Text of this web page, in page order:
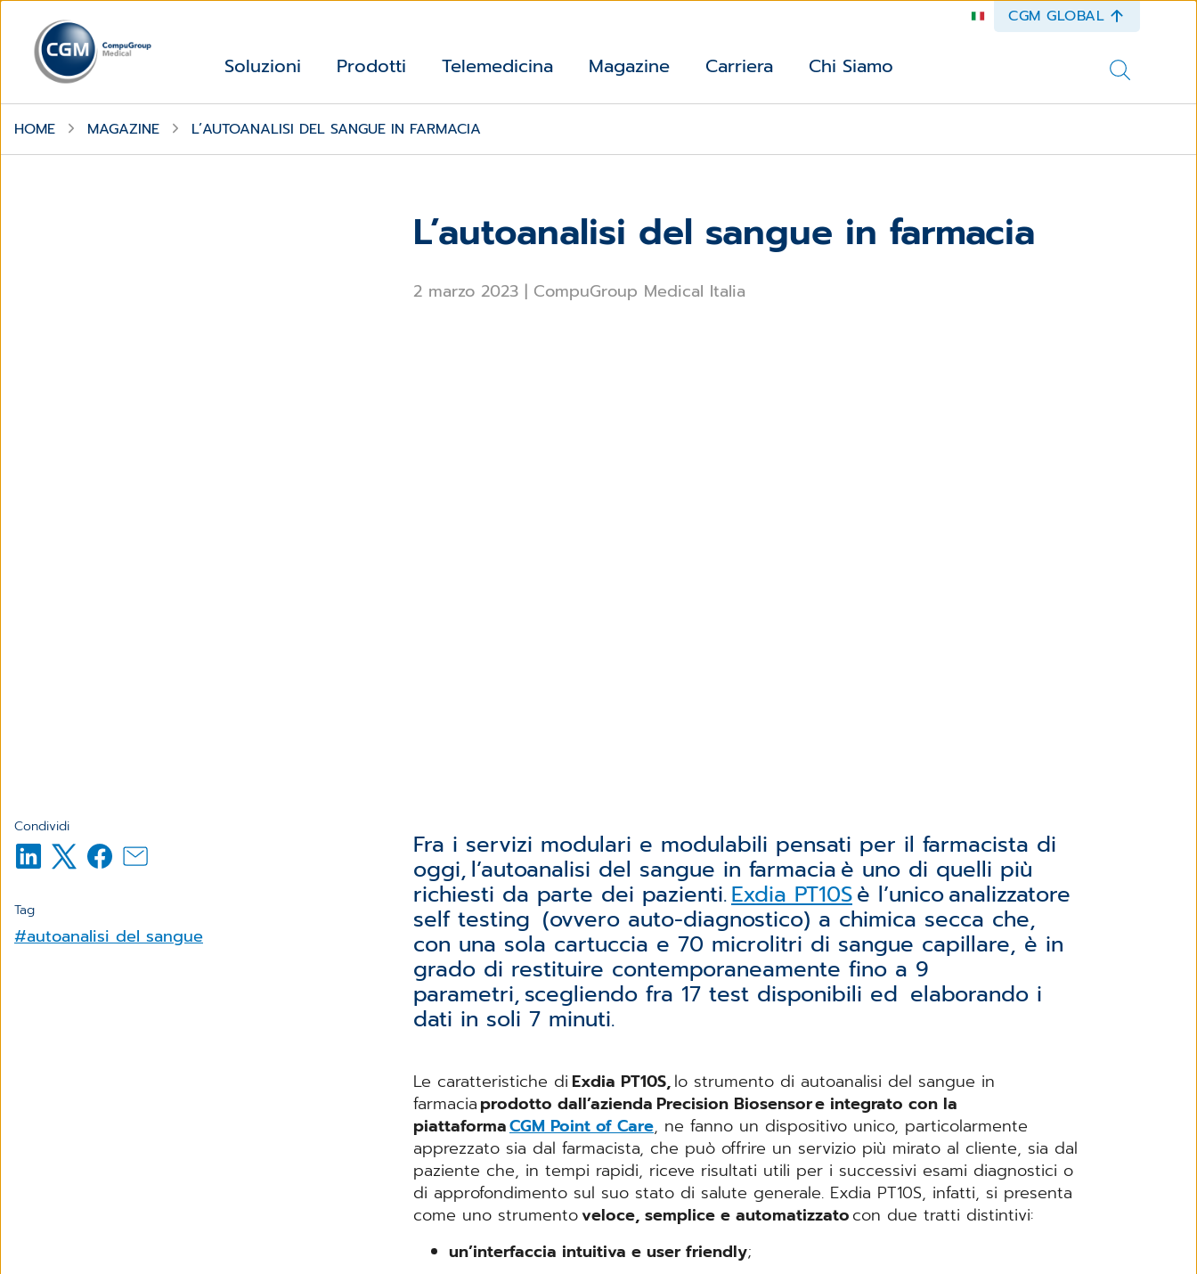
CGM GLOBAL
Soluzioni Prodotti Telemedicina Magazine Carriera Chi Siamo
HOME MAGAZINE L’AUTOANALISI DEL SANGUE IN FARMACIA
L’autoanalisi del sangue in farmacia
2 marzo 2023 | CompuGroup Medical Italia
Condividi
Tag
#autoanalisi del sangue
Fra i servizi modulari e modulabili pensati per il farmacista di
oggi, l’autoanalisi del sangue in farmacia è uno di quelli più
richiesti da parte dei pazienti.Exdia PT10Sè l’unico analizzatore
self testing (ovvero auto-diagnostico) a chimica secca che,
con una sola cartuccia e 70 microlitri di sangue capillare, è in
grado di restituire contemporaneamente fino a 9
parametri, scegliendo fra 17 test disponibili ed elaborando i
dati in soli 7 minuti.
Le caratteristiche di Exdia PT10S,lo strumento di autoanalisi del sangue in
farmaciaprodotto dall’azienda Precision Biosensor e integrato con la
piattaformaCGM Point of Care, ne fanno un dispositivo unico, particolarmente
apprezzato sia dal farmacista, che può offrire un servizio più mirato al cliente, sia dal
paziente che, in tempi rapidi, riceve risultati utili per i successivi esami diagnostici o
di approfondimento sul suo stato di salute generale. Exdia PT10S, infatti, si presenta
come uno strumentoveloce, semplice e automatizzatocon due tratti distintivi:
un’interfaccia intuitiva e user friendly;